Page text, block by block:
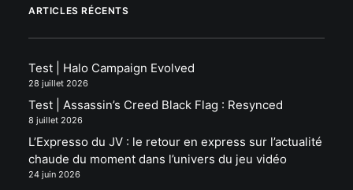
ARTICLES RÉCENTS
Test | Halo Campaign Evolved
28 juillet 2026
Test | Assassin’s Creed Black Flag : Resynced
8 juillet 2026
L’Expresso du JV : le retour en express sur l’actualité
chaude du moment dans l’univers du jeu vidéo
24 juin 2026